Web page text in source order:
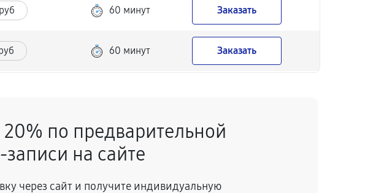
60 минут Заказать
60 минут Заказать
по предварительной
на сайте
через сайт и получите индивидуальную